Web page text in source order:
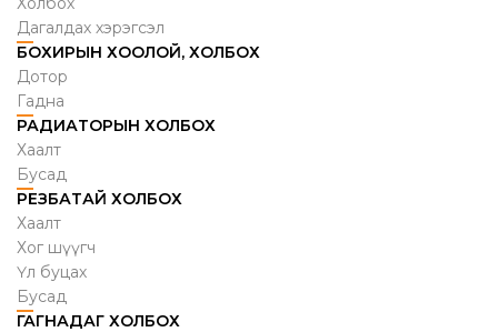
Дагалдах хэрэгсэл
БОХИРЫН ХООЛОЙ, ХОЛБОХ
Дотор
Гадна
РАДИАТОРЫН ХОЛБОХ
Хаалт
Бусад
РЕЗБАТАЙ ХОЛБОХ
Хаалт
Хог шүүгч
Үл буцах
Бусад
ГАГНАДАГ ХОЛБОХ